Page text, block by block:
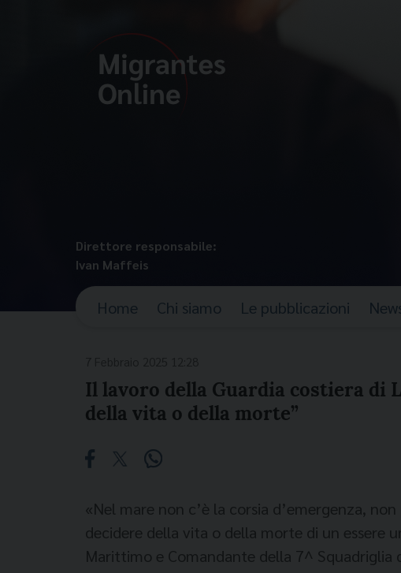
Direttore responsabile:
Ivan Maffeis
Home Chi siamo Le pubblicazioni
Il lavoro della Guardia costiera di
della vita o della morte”
«Nel mare non c’è la corsia d’emergenza,
decidere della vita o della morte di un essere
Marittimo e Comandante della 7^ Squadriglia